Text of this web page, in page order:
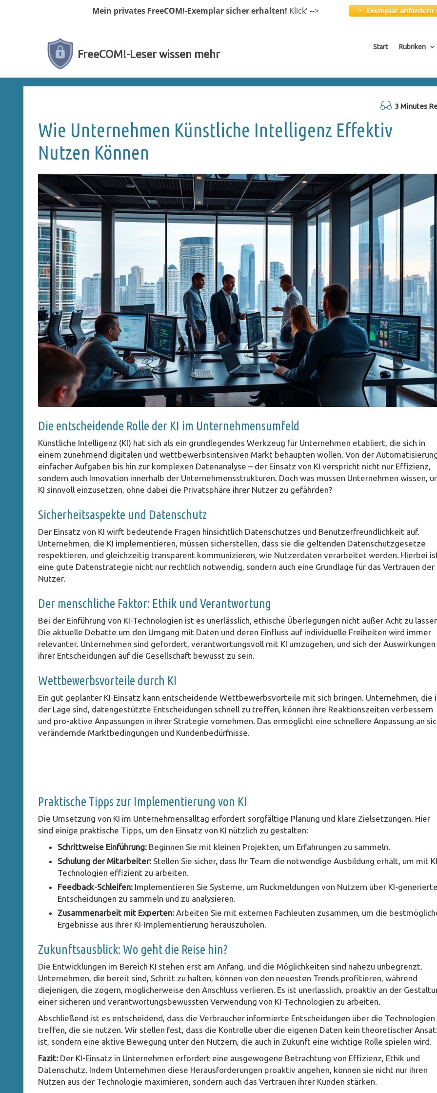
Mein privates FreeCOM!-Exemplarsicher erhalten! Klick' --> > Exemplar anfordern
FreeCOM!-Leser wissen mehr
Start Rubriken
3 Minutes
Wie Unternehmen Künstliche Intelligenz Effektiv
Nutzen Können
Die entscheidende Rolle der KI im Unternehmensumfeld
Künstliche Intelligenz (KI) hat sich als ein grundlegendes Werkzeug für Unternehmen etabliert, die sich in
einem zunehmend digitalen und wettbewerbsintensiven Markt behaupten wollen. Von der
einfacher Aufgaben bis hin zur komplexen Datenanalyse – der Einsatz von KI verspricht nicht nur Effizienz,
sondern auch Innovation innerhalb der Unternehmensstrukturen. Doch was müssen Unternehmen wissen,
KI sinnvoll einzusetzen, ohne dabei die Privatsphäre ihrer Nutzer zu gefährden?
Sicherheitsaspekte und Datenschutz
Der Einsatz von KI wirft bedeutende Fragen hinsichtlich Datenschutzes und Benutzerfreundlichkeit auf.
Unternehmen, die KI implementieren, müssen sicherstellen, dass sie die geltenden Datenschutzgesetze
respektieren, und gleichzeitig transparent kommunizieren, wie Nutzerdaten verarbeitet werden. Hierbei
eine gute Datenstrategie nicht nur rechtlich notwendig, sondern auch eine Grundlage für das Vertrauen der
Nutzer.
Der menschliche Faktor: Ethik und Verantwortung
Bei der Einführung von KI-Technologien ist es unerlässlich, ethische Überlegungen nicht außer Acht zu
Die aktuelle Debatte um den Umgang mit Daten und deren Einfluss auf individuelle Freiheiten wird immer
relevanter. Unternehmen sind gefordert, verantwortungsvoll mit KI umzugehen, und sich der Auswirkungen
ihrer Entscheidungen auf die Gesellschaft bewusst zu sein.
Wettbewerbsvorteile durch KI
Ein gut geplanter KI-Einsatz kann entscheidende Wettbewerbsvorteile mit sich bringen. Unternehmen, die
der Lage sind, datengestützte Entscheidungen schnell zu treffen, können ihre Reaktionszeiten verbessern
und pro-aktive Anpassungen in ihrer Strategie vornehmen. Das ermöglicht eine schnellere Anpassung an
verändernde Marktbedingungen und Kundenbedürfnisse.
Praktische Tipps zur Implementierung von KI
Die Umsetzung von KI im Unternehmensalltag erfordert sorgfältige Planung und klare Zielsetzungen. Hier
sind einige praktische Tipps, um den Einsatz von KI nützlich zu gestalten:
Schrittweise Einführung: Beginnen Sie mit kleinen Projekten, um Erfahrungen zu sammeln.
Schulung der Mitarbeiter: Stellen Sie sicher, dass Ihr Team die notwendige Ausbildung erhält, um mit
Technologien effizient zu arbeiten.
Feedback-Schleifen: Implementieren Sie Systeme, um Rückmeldungen von Nutzern über KI-generierte
Entscheidungen zu sammeln und zu analysieren.
Zusammenarbeit mit Experten: Arbeiten Sie mit externen Fachleuten zusammen, um die
Ergebnisse aus Ihrer KI-Implementierung herauszuholen.
Zukunftsausblick: Wo geht die Reise hin?
Die Entwicklungen im Bereich KI stehen erst am Anfang, und die Möglichkeiten sind nahezu unbegrenzt.
Unternehmen, die bereit sind, Schritt zu halten, können von den neuesten Trends profitieren, während
diejenigen, die zögern, möglicherweise den Anschluss verlieren. Es ist unerlässlich, proaktiv an der
einer sicheren und verantwortungsbewussten Verwendung von KI-Technologien zu arbeiten.
Abschließend ist es entscheidend, dass die Verbraucher informierte Entscheidungen über die Technologien
treffen, die sie nutzen. Wir stellen fest, dass die Kontrolle über die eigenen Daten kein theoretischer
ist, sondern eine aktive Bewegung unter den Nutzern, die auch in Zukunft eine wichtige Rolle spielen wird.
Fazit: Der KI-Einsatz in Unternehmen erfordert eine ausgewogene Betrachtung von Effizienz, Ethik und
Datenschutz. Indem Unternehmen diese Herausforderungen proaktiv angehen, können sie nicht nur ihren
Nutzen aus der Technologie maximieren, sondern auch das Vertrauen ihrer Kunden stärken.